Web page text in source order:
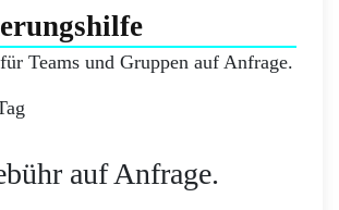
Teams und Gruppen auf Anfrage.
auf Anfrage.